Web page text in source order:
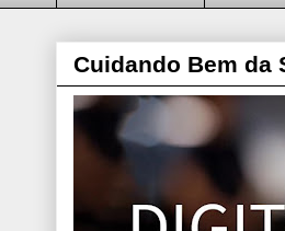
Cuidando Bem da